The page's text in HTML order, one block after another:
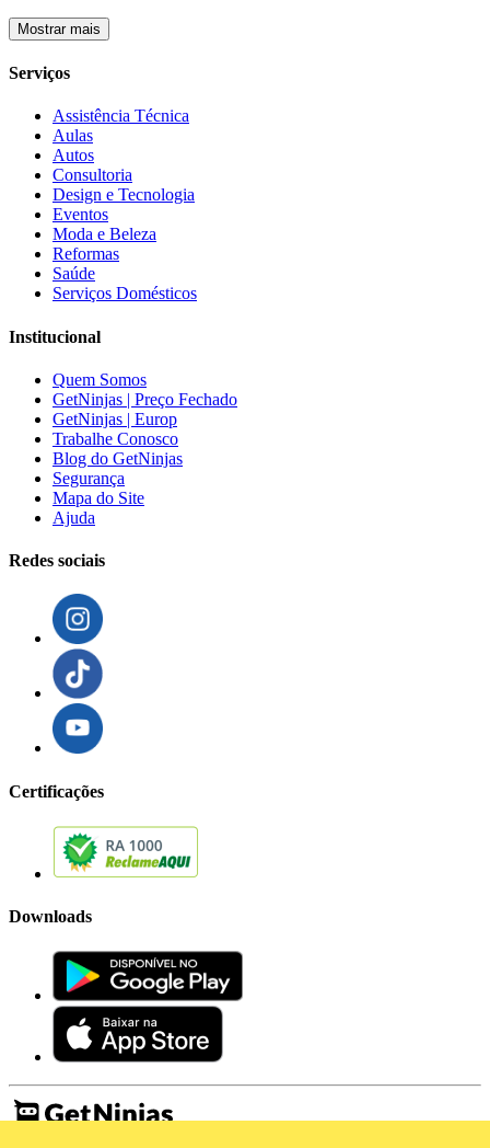
Mostrar mais
Serviços
Assistência Técnica
Aulas
Autos
Consultoria
Design e Tecnologia
Eventos
Moda e Beleza
Reformas
Saúde
Serviços Domésticos
Institucional
Quem Somos
GetNinjas | Preço Fechado
GetNinjas | Europ
Trabalhe Conosco
Blog do GetNinjas
Segurança
Mapa do Site
Ajuda
Redes sociais
Certificações
Downloads